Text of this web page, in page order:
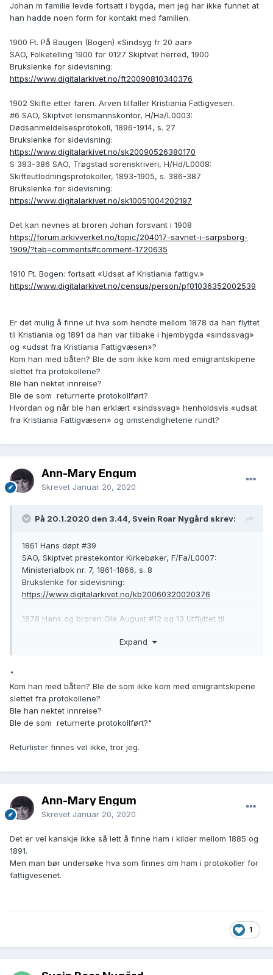
Johan m familie levde fortsatt i bygda, men jeg har ikke funnet at
han hadde noen form for kontakt med familien.
1900 Ft. På Baugen (Bogen) «Sindsyg fr 20 aar»
SAO, Folketelling 1900 for 0127 Skiptvet herred, 1900
Brukslenke for sidevisning:
https://www.digitalarkivet.no/ft20090810340376
1902 Skifte etter faren. Arven tilfaller Kristiania Fattigvesen.
#6 SAO, Skiptvet lensmannskontor, H/Ha/L0003:
Dødsanmeldelsesprotokoll, 1896-1914, s. 27
Brukslenke for sidevisning:
https://www.digitalarkivet.no/sk20090526380170
S 383-386 SAO, Trøgstad sorenskriveri, H/Hd/L0008:
Skifteutlodningsprotokoller, 1893-1905, s. 386-387
Brukslenke for sidevisning:
https://www.digitalarkivet.no/sk10051004202197
Det kan nevnes at broren Johan forsvant i 1908
https://forum.arkivverket.no/topic/204017-savnet-i-sarpsborg-
1909/?tab=comments#comment-1720635
1910 Ft. Bogen: fortsatt «Udsat af Kristiania fattigv.»
https://www.digitalarkivet.no/census/person/pf01036352002539
Er det mulig å finne ut hva som hendte mellom 1878 da han flyttet
til Kristiania og 1891 da han var tilbake i hjembygda «sindssvag»
og «udsat fra Kristiania Fattigvæsen»?
Kom han med båten? Ble de som ikke kom med emigrantskipene
slettet fra protokollene?
Ble han nektet innreise?
Ble de som returnerte protokollført?
Hvordan og når ble han erklært «sindssvag» henholdsvis «udsat
fra Kristiania Fattigvæsen» og omstendighetene rundt?
Ann-Mary Engum
Skrevet Januar 20, 2020
På 20.1.2020 den 3.44, Svein Roar Nygård skrev:
1861 Hans døpt #39
SAO, Skiptvet prestekontor Kirkebøker, F/Fa/L0007:
Ministerialbok nr. 7, 1861-1866, s. 8
Brukslenke for sidevisning:
https://www.digitalarkivet.no/kb20060320020376
1878 Hans og broren Ole August #12 og 13 Utflyttet til
SAO, Skiptvet prestekontor Kirkebøker, F/Fa/L0009:
1880 Broren Ole August til Wilson Wis.
https://www.digitalarkivet.no/en/view/9/og00000000936843
Har full oversikt på Ole August m. familie og etterkommere i
ankomst eller spor i USA.
https://www.digitalarkivet.no/view/9/og00000000453758
Har full oversikt på Anton m. familie og kontakt med
etterkommere i USA.
RA, Folketelling 1891 for 0127 Skiptvet herred, 1891, s. 2665
https://www.digitalarkivet.no/ft10061009291543
broren Johan m familie levde fortsatt i bygda, men jeg har
Expand
"
Kom han med båten? Ble de som ikke kom med emigrantskipene
slettet fra protokollene?
Ble han nektet innreise?
Ble de som returnerte protokollført?"
Returlister finnes vel ikke, tror jeg.
Ann-Mary Engum
Skrevet Januar 20, 2020
Det er vel kanskje ikke så lett å finne ham i kilder mellom 1885 og
1891.
Men man bør undersøke hva som finnes om ham i protokoller for
fattigvesenet.
1